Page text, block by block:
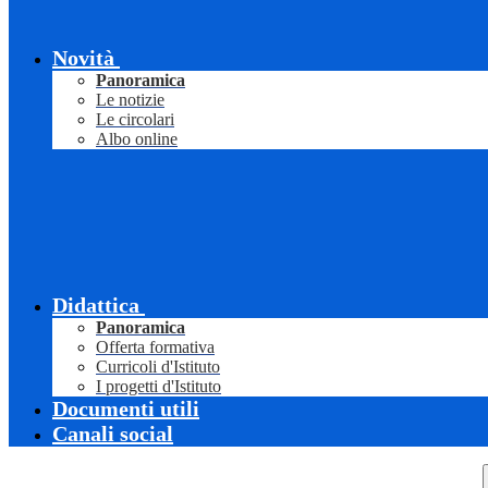
Novità
Panoramica
Le notizie
Le circolari
Albo online
Didattica
Panoramica
Offerta formativa
Curricoli d'Istituto
I progetti d'Istituto
Documenti utili
Canali social